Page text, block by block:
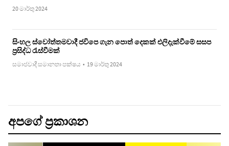
20 මාර්තු 2024
සිංහල ස්වෝත්තමවාදී ජවිපෙ ගැන පොත් දෙකක් එලිදැක්වීමේ සසප
ප්‍රසිද්ධ රැස්වීමක්
සමාජවාදී සමානතා පක්ෂය • 19 මාර්තු 2024
අපගේ ප්‍රකාශන